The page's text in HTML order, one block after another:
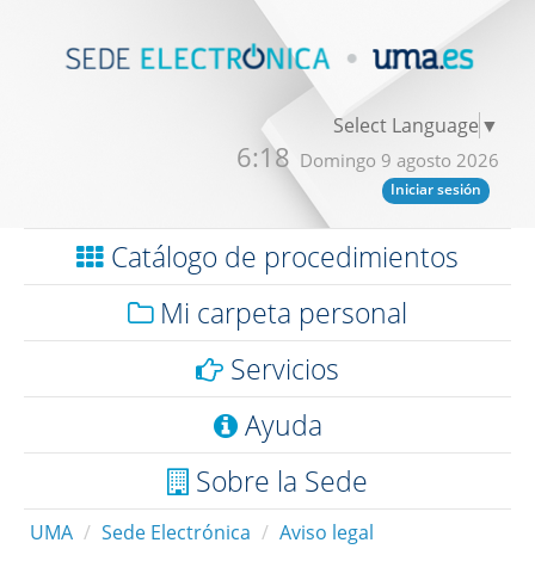
Select Language ▼
6:18 Domingo 9 agosto 2026
Iniciar sesión
Catálogo de procedimientos
Mi carpeta personal
Servicios
Ayuda
Sobre la Sede
UMA Sede Electrónica Aviso legal